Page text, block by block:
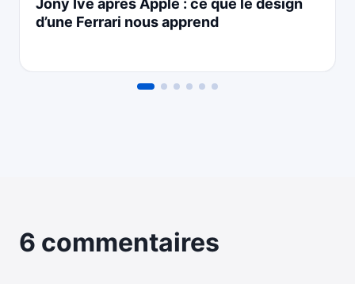
Jony Ive après Apple : ce que le design
d’une Ferrari nous apprend
6 commentaires